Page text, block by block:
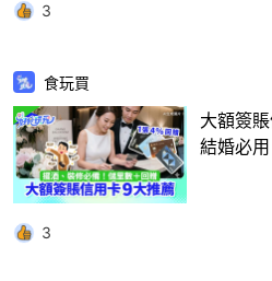
3
食玩買
大額簽
結婚必
3